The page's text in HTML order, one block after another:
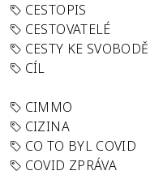
CESTOPIS
CESTOVATELÉ
CESTY KE SVOBODĚ
CÍL
CIMMO
CIZINA
CO TO BYL COVID
COVID ZPRÁVA